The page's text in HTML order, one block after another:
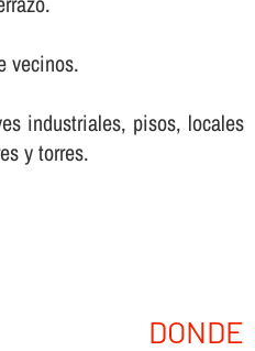
vecinos.
industriales, pisos, locales
y torres.
DONDE